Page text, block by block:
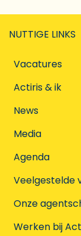
NUTTIGE LINKS
Vacatures
Actiris & ik
News
Media
Agenda
Veelgestelde
Onze
Werken bij